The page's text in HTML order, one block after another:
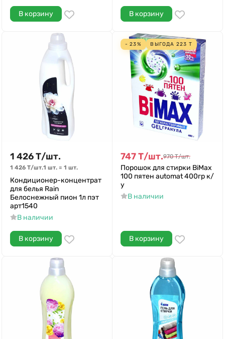
В корзину В корзину
1 426Т/шт.
1 426 Т/шт.1 шт. = 1 шт.
Кондиционер-концентрат
для белья Rain
Белоснежный пион 1л пэт
арт1540
В наличии
В корзину
- 23% ВЫГОДА 223 Т
747Т/шт.970 Т/шт.
Порошок для стирки BiMax
100 пятен аutomat 400гр к/
у
В наличии
В корзину